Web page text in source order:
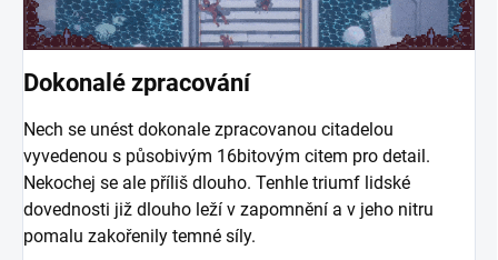
Dokonalé zpracování
Nech se unést dokonale zpracovanou citadelou
vyvedenou s působivým 16bitovým citem pro detail.
Nekochej se ale příliš dlouho. Tenhle triumf lidské
dovednosti již dlouho leží v zapomnění a v jeho nitru
pomalu zakořenily temné síly.